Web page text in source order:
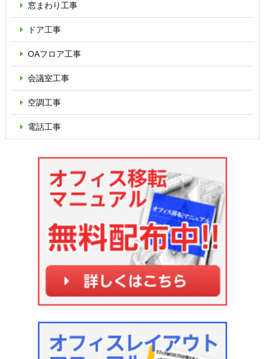
窓まわり工事
ドア工事
OAフロア工事
会議室工事
空調工事
電話工事